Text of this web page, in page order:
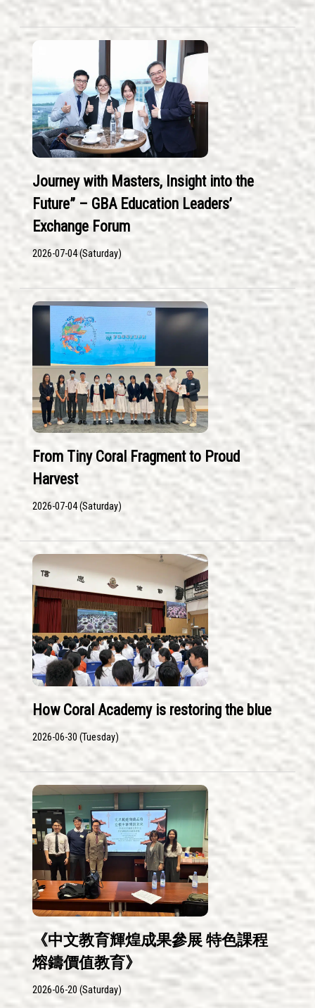
Journey with Masters, Insight into the
Future” – GBA Education Leaders’
Exchange Forum
2026-07-04 (Saturday)
From Tiny Coral Fragment to Proud
Harvest
2026-07-04 (Saturday)
How Coral Academy is restoring the blue
2026-06-30 (Tuesday)
《中文教育輝煌成果參展 特色課程
熔鑄價值教育》
2026-06-20 (Saturday)